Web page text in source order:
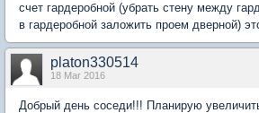
счет гардеробной (убрать стену между
в гардеробной заложить проем дверной)
platon330514
18 Mar 2016
Добрый день соседи!!! Планирую